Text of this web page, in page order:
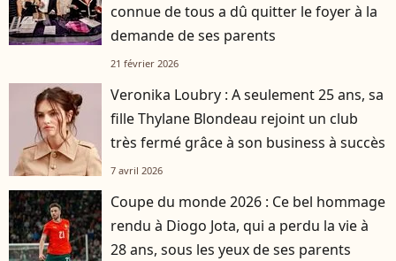
connue de tous a dû quitter le foyer à la
demande de ses parents
21 février 2026
Veronika Loubry : A seulement 25 ans, sa
fille Thylane Blondeau rejoint un club
très fermé grâce à son business à succès
7 avril 2026
Coupe du monde 2026 : Ce bel hommage
rendu à Diogo Jota, qui a perdu la vie à
28 ans, sous les yeux de ses parents